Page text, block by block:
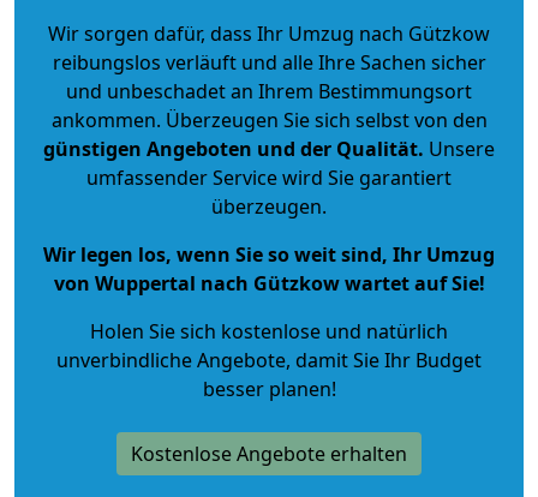
Wir sorgen dafür, dass Ihr Umzug nach Gützkow
reibungslos verläuft und alle Ihre Sachen sicher
und unbeschadet an Ihrem Bestimmungsort
ankommen. Überzeugen Sie sich selbst von den
günstigen Angeboten und der Qualität. Unsere
umfassender Service wird Sie garantiert
überzeugen.
Wir legen los, wenn Sie so weit sind, Ihr Umzug
von Wuppertal nach Gützkow wartet auf Sie!
Holen Sie sich kostenlose und natürlich
unverbindliche Angebote, damit Sie Ihr Budget
besser planen!
Kostenlose Angebote erhalten